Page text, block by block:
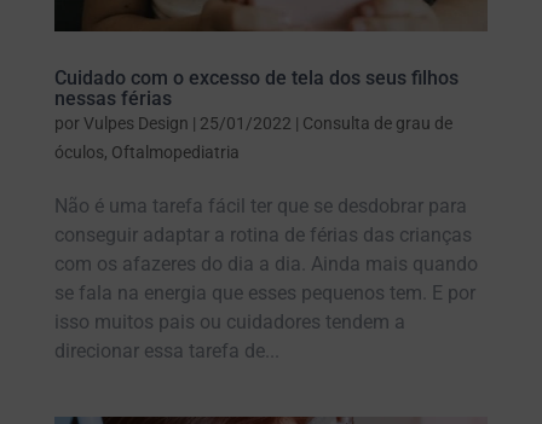
Cuidado com o excesso de tela dos seus filhos
nessas férias
porVulpes Design | 25/01/2022 | Consulta de grau de
óculos, Oftalmopediatria
Não é uma tarefa fácil ter que se desdobrar para
conseguir adaptar a rotina de férias das crianças
com os afazeres do dia a dia. Ainda mais quando
se fala na energia que esses pequenos tem. E por
isso muitos pais ou cuidadores tendem a
direcionar essa tarefa de...